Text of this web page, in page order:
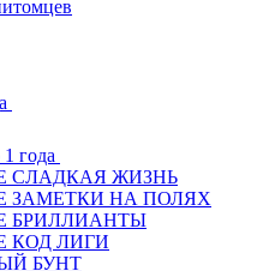
года
СЛАДКАЯ ЖИЗНЬ
ЗАМЕТКИ НА ПОЛЯХ
БРИЛЛИАНТЫ
КОД ЛИГИ
БУНТ